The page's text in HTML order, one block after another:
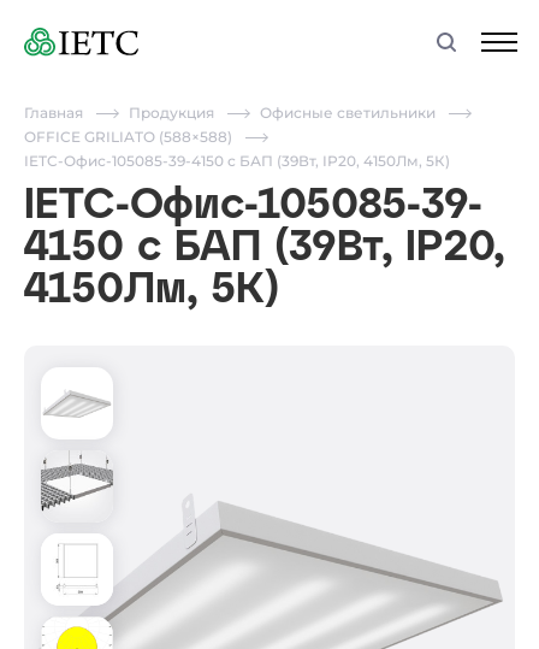
Главная Продукция
Офисные светильники
OFFICE GRILIATO (588×588)
IETC-Офис-105085-39-4150 с БАП (39Вт, IP20, 4150Лм, 5К)
IETC-Офис-105085-39-
4150 с БАП (39Вт, IP20,
4150Лм, 5К)